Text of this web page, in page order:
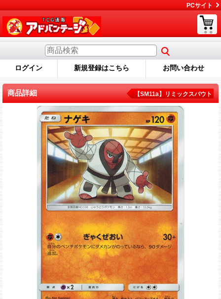
PCサイト
ログイン 新規登録はこちら お問い合わせ
商品詳細 【SM11a】リミックスバウト